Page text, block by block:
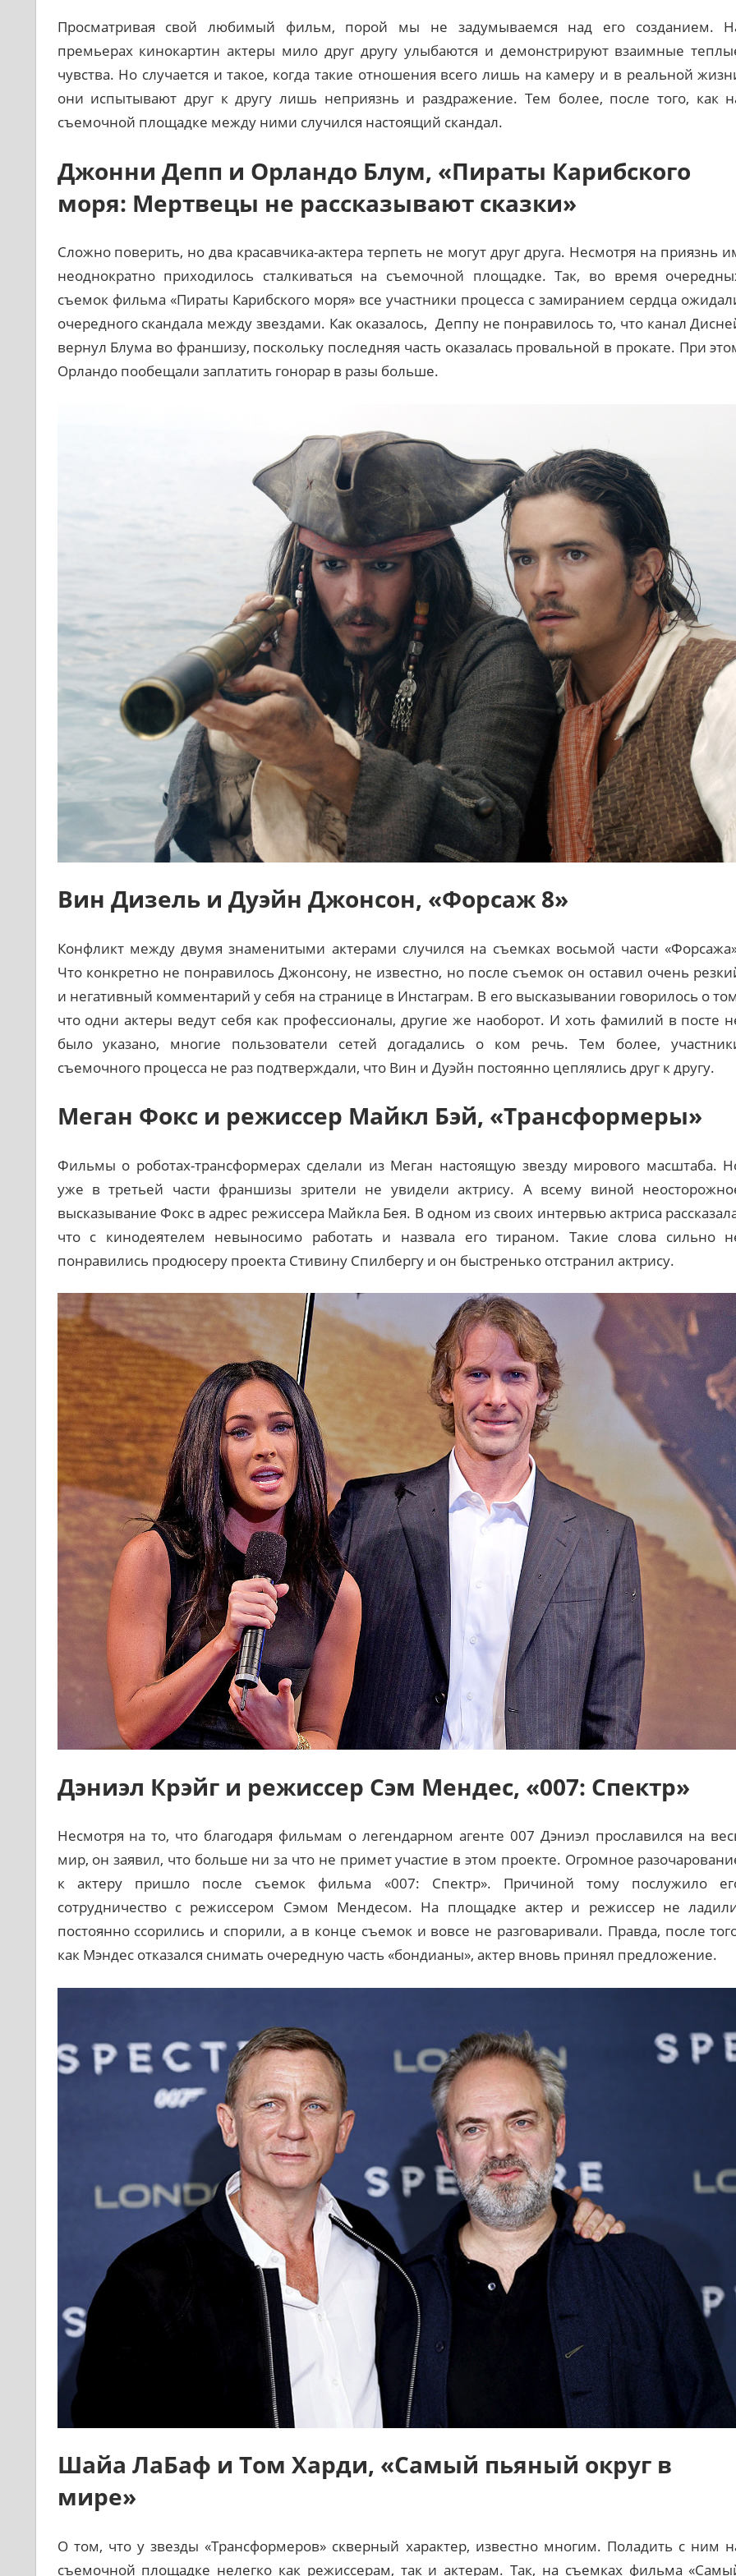
Просматривая свой любимый фильм, порой мы не задумываемся над его созданием.
премьерах кинокартин актеры мило друг другу улыбаются и демонстрируют взаимные
чувства. Но случается и такое, когда такие отношения всего лишь на камеру и в реальной
они испытывают друг к другу лишь неприязнь и раздражение. Тем более, после того, как
съемочной площадке между ними случился настоящий скандал.
Джонни Депп и Орландо Блум, «Пираты Карибского
моря: Мертвецы не рассказывают сказки»
Сложно поверить, но два красавчика-актера терпеть не могут друг друга. Несмотря на приязнь
неоднократно приходилось сталкиваться на съемочной площадке. Так, во время
съемок фильма «Пираты Карибского моря» все участники процесса с замиранием сердца
очередного скандала между звездами. Как оказалось, Деппу не понравилось то, что канал
вернул Блума во франшизу, поскольку последняя часть оказалась провальной в прокате. При
Орландо пообещали заплатить гонорар в разы больше.
Вин Дизель и Дуэйн Джонсон, «Форсаж 8»
Конфликт между двумя знаменитыми актерами случился на съемках восьмой части
Что конкретно не понравилось Джонсону, не известно, но после съемок он оставил очень
и негативный комментарий у себя на странице в Инстаграм. В его высказывании говорилось о
что одни актеры ведут себя как профессионалы, другие же наоборот. И хоть фамилий в посте
было указано, многие пользователи сетей догадались о ком речь. Тем более,
съемочного процесса не раз подтверждали, что Вин и Дуэйн постоянно цеплялись друг к другу.
Меган Фокс и режиссер Майкл Бэй, «Трансформеры»
Фильмы о роботах-трансформерах сделали из Меган настоящую звезду мирового масштаба.
уже в третьей части франшизы зрители не увидели актрису. А всему виной
высказывание Фокс в адрес режиссера Майкла Бея. В одном из своих интервью актриса
что с кинодеятелем невыносимо работать и назвала его тираном. Такие слова сильно
понравились продюсеру проекта Стивину Спилбергу и он быстренько отстранил актрису.
Дэниэл Крэйг и режиссер Сэм Мендес, «007: Спектр»
Несмотря на то, что благодаря фильмам о легендарном агенте 007 Дэниэл прославился на
мир, он заявил, что больше ни за что не примет участие в этом проекте. Огромное
к актеру пришло после съемок фильма «007: Спектр». Причиной тому послужило
сотрудничество с режиссером Сэмом Мендесом. На площадке актер и режиссер не
постоянно ссорились и спорили, а в конце съемок и вовсе не разговаривали. Правда, после
как Мэндес отказался снимать очередную часть «бондианы», актер вновь принял предложение.
Шайа ЛаБаф и Том Харди, «Самый пьяный округ в
мире»
О том, что у звезды «Трансформеров» скверный характер, известно многим. Поладить с ним
съемочной площадке нелегко как режиссерам, так и актерам. Так, на съемках фильма